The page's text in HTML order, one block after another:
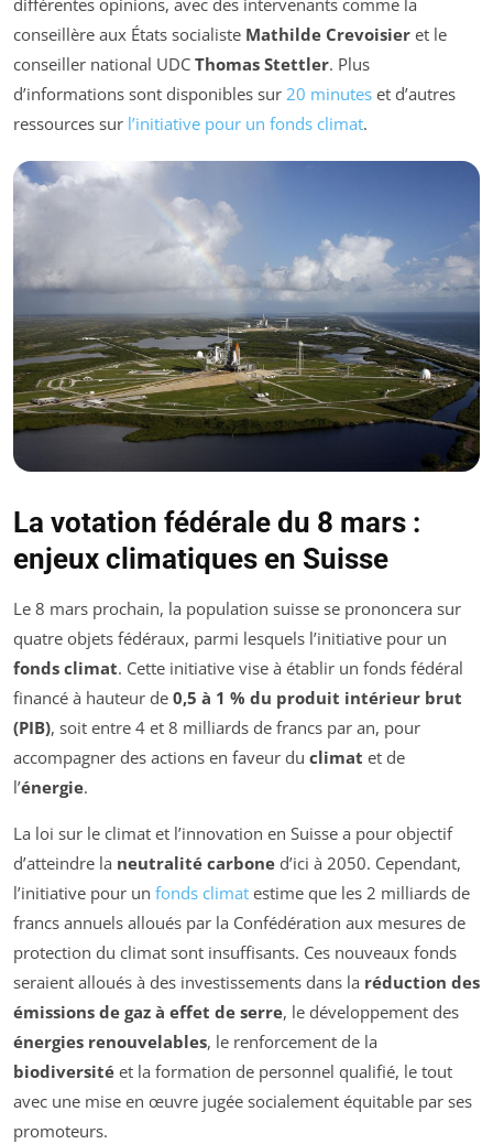
conseillère aux États socialiste Mathilde Crevoisier et le
conseiller national UDC Thomas Stettler. Plus
d’informations sont disponibles sur 20 minutes et d’autres
ressources sur l’initiative pour un fonds climat.
La votation fédérale du 8 mars :
enjeux climatiques en Suisse
Le 8 mars prochain, la population suisse se prononcera sur
quatre objets fédéraux, parmi lesquels l’initiative pour un
fonds climat. Cette initiative vise à établir un fonds fédéral
financé à hauteur de 0,5 à 1 % du produit intérieur brut
(PIB), soit entre 4 et 8 milliards de francs par an, pour
accompagner des actions en faveur du climat et de
l’énergie.
La loi sur le climat et l’innovation en Suisse a pour objectif
d’atteindre la neutralité carbone d’ici à 2050. Cependant,
l’initiative pour un fonds climat estime que les 2 milliards de
francs annuels alloués par la Confédération aux mesures de
protection du climat sont insuffisants. Ces nouveaux fonds
seraient alloués à des investissements dans la réduction des
émissions de gaz à effet de serre, le développement des
énergies renouvelables, le renforcement de la
biodiversité et la formation de personnel qualifié, le tout
avec une mise en œuvre jugée socialement équitable par ses
promoteurs.